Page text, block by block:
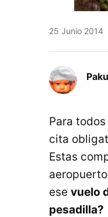
25 Junio 2014
Para
cita
Estas
ese vuelo
pesadilla?